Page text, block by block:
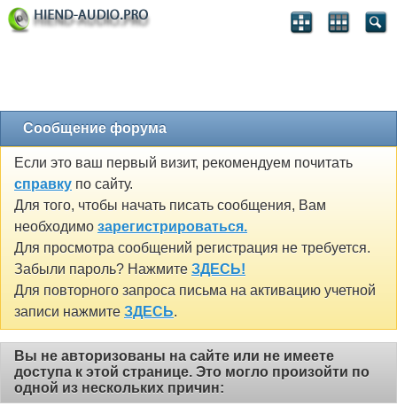
Сообщение форума
Если это ваш первый визит, рекомендуем почитать
справку по сайту.
Для того, чтобы начать писать сообщения, Вам
необходимо зарегистрироваться.
Для просмотра сообщений регистрация не требуется.
Забыли пароль? Нажмите ЗДЕСЬ!
Для повторного запроса письма на активацию учетной
записи нажмите ЗДЕСЬ.
Вы не авторизованы на сайте или не имеете
доступа к этой странице. Это могло произойти по
одной из нескольких причин: